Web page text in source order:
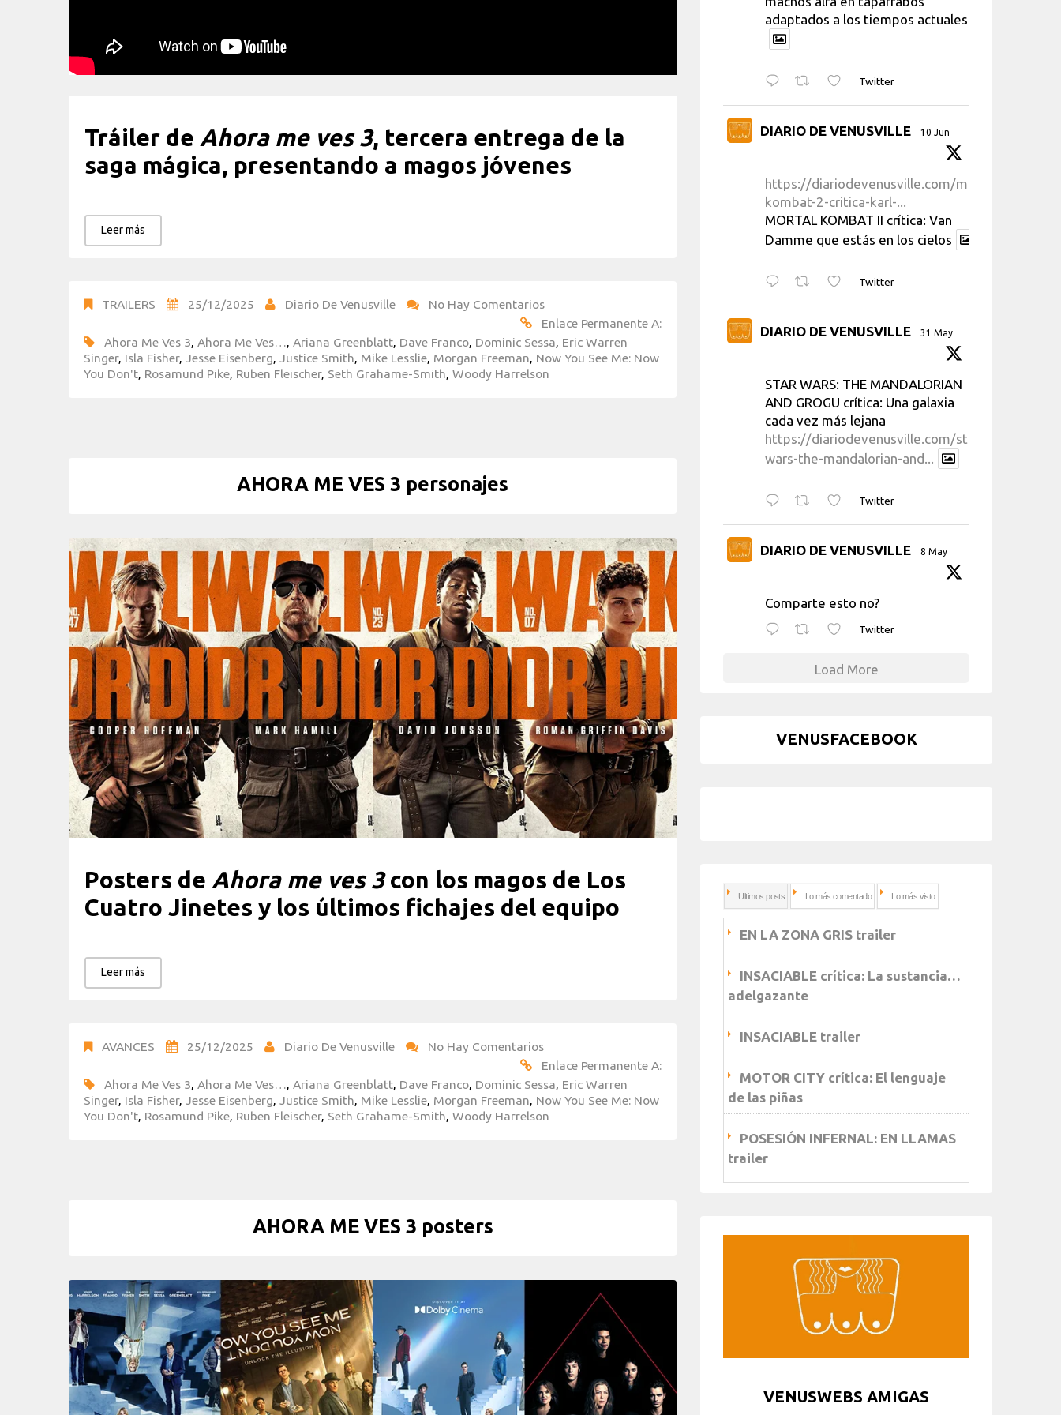
Tráiler de Ahora me ves 3, tercera entrega de la
saga mágica, presentando a magos jóvenes
Leer más
TRAILERS 25/12/2025 Diario De Venusville
No Hay Comentarios
Enlace Permanente A:
Ahora Me Ves 3, Ahora Me Ves…, Ariana Greenblatt, Dave Franco, Dominic Sessa, Eric Warren
Singer, Isla Fisher, Jesse Eisenberg, Justice Smith, Mike Lesslie, Morgan Freeman, Now You See Me: Now
You Don't, Rosamund Pike, Ruben Fleischer, Seth Grahame-Smith, Woody Harrelson
AHORA ME VES 3 personajes
Posters de Ahora me ves 3con los magos de Los
Cuatro Jinetes y los últimos fichajes del equipo
Leer más
AVANCES 25/12/2025 Diario De Venusville
No Hay Comentarios
Enlace Permanente A:
Ahora Me Ves 3, Ahora Me Ves…, Ariana Greenblatt, Dave Franco, Dominic Sessa, Eric Warren
Singer, Isla Fisher, Jesse Eisenberg, Justice Smith, Mike Lesslie, Morgan Freeman, Now You See Me: Now
You Don't, Rosamund Pike, Ruben Fleischer, Seth Grahame-Smith, Woody Harrelson
AHORA ME VES 3 posters
adaptados a los tiempos actuales
Twitter
DIARIO DE VENUSVILLE 10 Jun
https://diariodevenusville.com/mortal-
kombat-2-critica-karl-...
MORTAL KOMBAT II crítica: Van
Damme que estás en los cielos
Twitter
DIARIO DE VENUSVILLE 31 May
STAR WARS: THE MANDALORIAN
AND GROGU crítica: Una galaxia
cada vez más lejana
https://diariodevenusville.com/star-
wars-the-mandalorian-and...
Twitter
DIARIO DE VENUSVILLE 8 May
Comparte esto no?
Twitter
Load More
VENUSFACEBOOK
Ultimos posts Lo más comentado Lo más visto
EN LA ZONA GRIS trailer
INSACIABLE crítica: La sustancia…
adelgazante
INSACIABLE trailer
MOTOR CITY crítica: El lenguaje
de las piñas
POSESIÓN INFERNAL: EN LLAMAS
trailer
VENUSWEBS AMIGAS